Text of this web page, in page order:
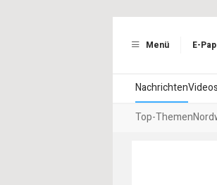
Menü E-
NachrichtenVideos
Top-Themen